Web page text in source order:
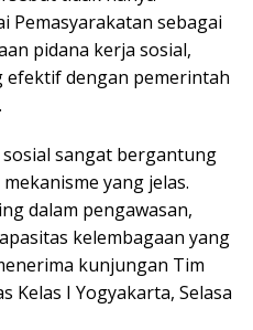
Pemasyarakatan sebagai
pidana kerja sosial,
dengan pemerintah
sangat bergantung
yang jelas.
dalam pengawasan,
kelembagaan yang
kunjungan Tim
Kelas I Yogyakarta, Selasa